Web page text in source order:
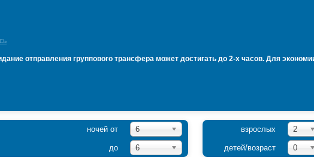
отправления группового трансфера может достигать до 2-х часов. Для
ночей от 6
до 6
взрослых 2
детей/возраст 0